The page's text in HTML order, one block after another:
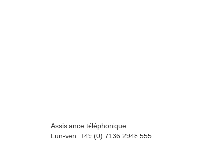
Assistance téléphonique
Lun-ven. +49 (0) 7136 2948 555